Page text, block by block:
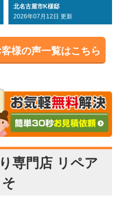
北名古屋市K様邸
2026年07月12日 更新
様の声一覧はこちら
専門店 リペア